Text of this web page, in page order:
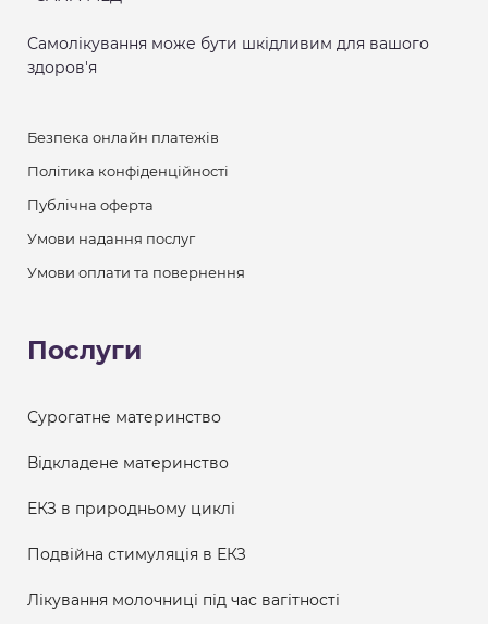
Самолікування може бути шкідливим для вашого
здоров'я
Безпека онлайн платежів
Політика конфіденційності
Публічна оферта
Умови надання послуг
Умови оплати та повернення
Послуги
Сурогатне материнство
Відкладене материнство
ЕКЗ в природньому циклі
Подвійна стимуляція в ЕКЗ
Лікування молочниці під час вагітності